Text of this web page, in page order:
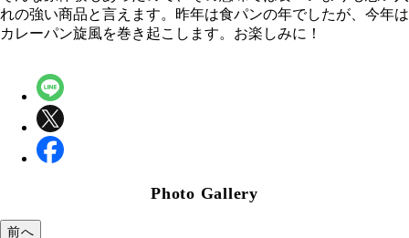
れの強い商品と言えます。昨年は食パンの年でしたが、今年は
カレーパン旋風を巻き起こします。お楽しみに！
Photo Gallery
前へ